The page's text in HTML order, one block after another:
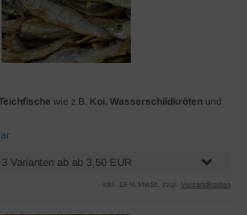
wie z.B. Koi, Wasserschildkröten und
3 Varianten ab ab 3,50 EUR
inkl. 19 % MwSt. zzgl. Versandkosten